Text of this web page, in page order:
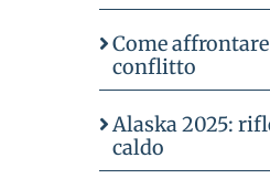
Come
conflitto
Alaska 2025:
caldo